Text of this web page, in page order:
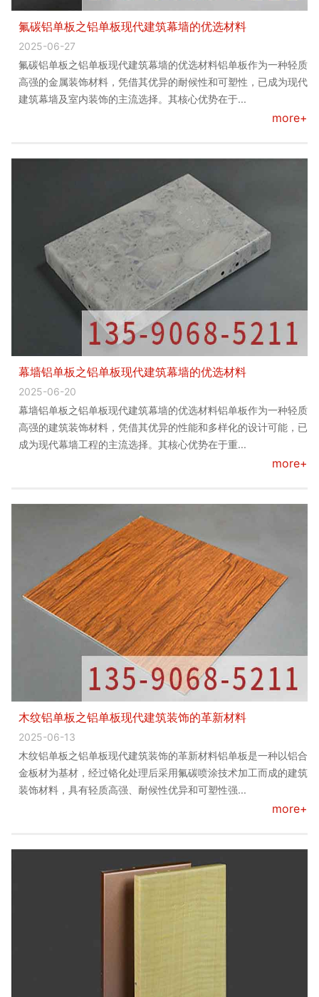
氟碳铝单板之铝单板现代建筑幕墙的优选材料
2025-06-27
氟碳铝单板之铝单板现代建筑幕墙的优选材料铝单板作为一种轻质
高强的金属装饰材料，凭借其优异的耐候性和可塑性，已成为现代
建筑幕墙及室内装饰的主流选择。其核心优势在于...
more+
幕墙铝单板之铝单板现代建筑幕墙的优选材料
2025-06-20
幕墙铝单板之铝单板现代建筑幕墙的优选材料铝单板作为一种轻质
高强的建筑装饰材料，凭借其优异的性能和多样化的设计可能，已
成为现代幕墙工程的主流选择。其核心优势在于重...
more+
木纹铝单板之铝单板现代建筑装饰的革新材料
2025-06-13
木纹铝单板之铝单板现代建筑装饰的革新材料铝单板是一种以铝合
金板材为基材，经过铬化处理后采用氟碳喷涂技术加工而成的建筑
装饰材料，具有轻质高强、耐候性优异和可塑性强...
more+